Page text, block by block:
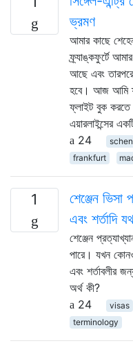
ভ্রমণ
আমার কাছে
ফ্র্যাঙ্কফুর্টে
আছে এবং
হবে। আজ আমি
ফ্লাইট বুক করতে
এয়ারলাইন্সের
24
frankfurt
1
শেঞ্জেন ভিসা
এবং শর্তাদি
শেঞ্জেন
পারে। যখন
এবং শর্তাবলীর
অর্থ কী?
24
visas
terminology